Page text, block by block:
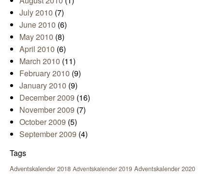
July 2010 (7)
June 2010 (6)
May 2010 (8)
April 2010 (6)
March 2010 (11)
February 2010 (9)
January 2010 (9)
December 2009 (16)
November 2009 (7)
October 2009 (5)
September 2009 (4)
Tags
Adventskalender 2018 Adventskalender 2019 Adventskalender 2020